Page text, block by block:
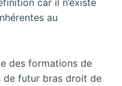
au
des formations de
de futur bras droit de